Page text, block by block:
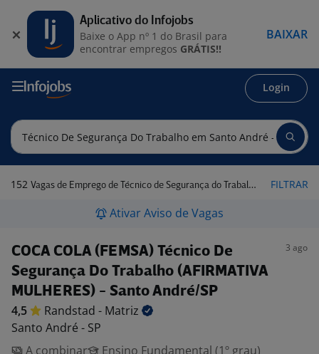
Login
152 Vagas de Emprego de Técnico de Segurança do Trabalho em Santo André - SP FILTRAR
Ativar Aviso de Vagas
COCA COLA (FEMSA) Técnico De
Segurança Do Trabalho (AFIRMATIVA
MULHERES) - Santo André/SP
3 ago
4,5 Randstad - Matriz
Santo André - SP
A combinar
Ensino Fundamental (1º grau)
Aplicativo do Infojobs
Baixe o App nº 1 do Brasil para
encontrar empregos GRÁTIS!!
BAIXAR